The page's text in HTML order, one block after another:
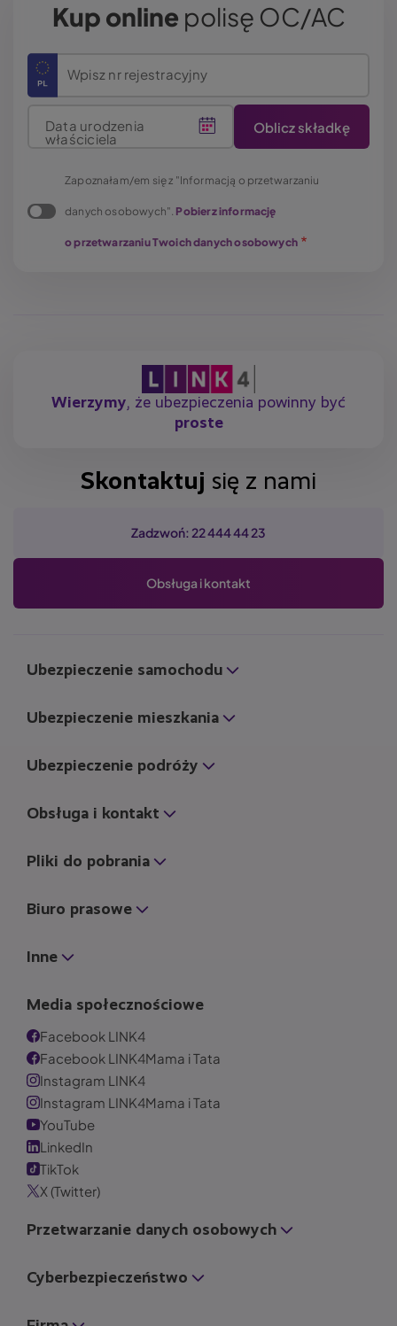
osoby.
Kup online polisę OC/AC
Wpisz nr rejestracyjny
Data urodzenia
właściciela
Zapoznałam/em się z "Informacją o przetwarzaniu
danych osobowych". Pobierz informację
o przetwarzaniu Twoich danych osobowych
Wierzymy, że ubezpieczenia powinny być
proste
Skontaktuj się z nami
Zadzwoń: 22 444 44 23
Obsługa i kontakt
Ubezpieczenie samochodu
Ubezpieczenie mieszkania
Ubezpieczenie podróży
Obsługa i kontakt
Pliki do pobrania
Biuro prasowe
Inne
Media społecznościowe
Facebook LINK4
Facebook LINK4Mama i Tata
Instagram LINK4
Instagram LINK4Mama i Tata
YouTube
LinkedIn
TikTok
X (Twitter)
Przetwarzanie danych osobowych
Cyberbezpieczeństwo